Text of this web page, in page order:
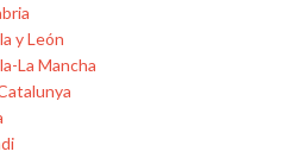
y León
La Mancha